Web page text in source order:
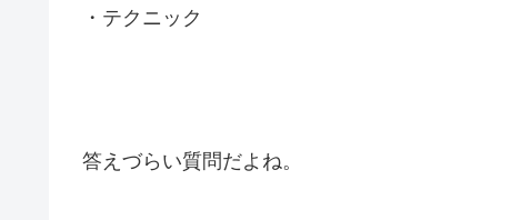
・テクニック
答えづらい質問だよね。